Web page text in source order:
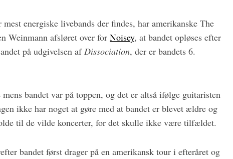
energiske livebands der findes, har amerikanske The
Weinmann afsløret over for Noisey, at bandet opløses efter
på udgivelsen afDissociation, der er bandets 6.
bandet var på toppen, og det er altså ifølge guitaristen
ikke har noget at gøre med at bandet er blevet ældre og
til de vilde koncerter, for det skulle ikke være tilfældet.
bandet først drager på en amerikansk tour i efteråret og